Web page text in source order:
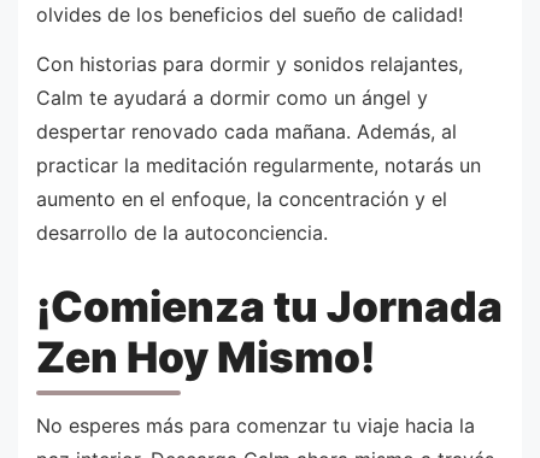
olvides de los beneficios del sueño de calidad!
Con historias para dormir y sonidos relajantes,
Calm te ayudará a dormir como un ángel y
despertar renovado cada mañana. Además, al
practicar la meditación regularmente, notarás un
aumento en el enfoque, la concentración y el
desarrollo de la autoconciencia.
¡Comienza tu Jornada
Zen Hoy Mismo!
No esperes más para comenzar tu viaje hacia la